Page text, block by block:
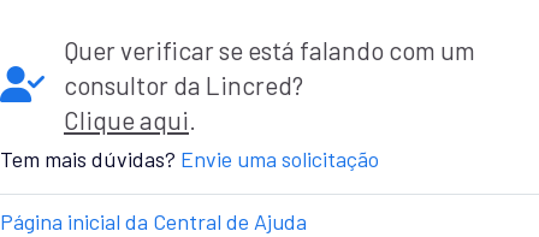
Quer verificar se está falando com um
consultor da Lincred?
Clique aqui
Tem mais dúvidas? Envie uma solicitação
Página inicial da Central de Ajuda